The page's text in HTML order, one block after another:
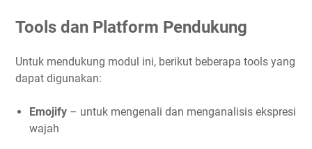
Tools dan Platform Pendukung
Untuk mendukung modul ini, berikut beberapa tools yang
dapat digunakan:
Emojify – untuk mengenali dan menganalisis ekspresi
wajah